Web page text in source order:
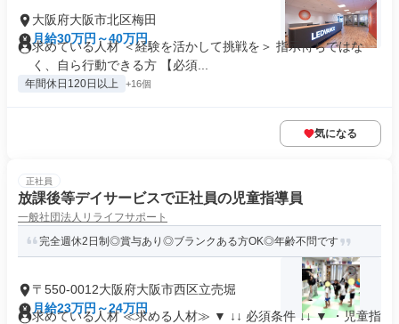
大阪府大阪市北区梅田
月給30万円～40万円
求めている人材 ＜経験を活かして挑戦を＞ 指示待ちではな
く、自ら行動できる方 【必須...
年間休日120日以上 +16個
気になる
正社員
放課後等デイサービスで正社員の児童指導員
一般社団法人リライフサポート
完全週休2日制◎賞与あり◎ブランクある方OK◎年齢不問です
〒550-0012大阪府大阪市西区立売堀
月給23万円～24万円
求めている人材 ≪求める人材≫ ▼ ↓↓ 必須条件 ↓↓ ▼ ・児童指